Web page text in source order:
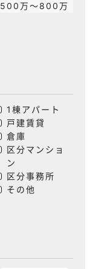
500万～800万
1棟アパート
戸建賃貸
倉庫
区分マンショ
ン
区分事務所
その他